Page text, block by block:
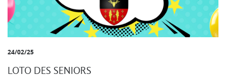
24/02/25
LOTO DES SENIORS